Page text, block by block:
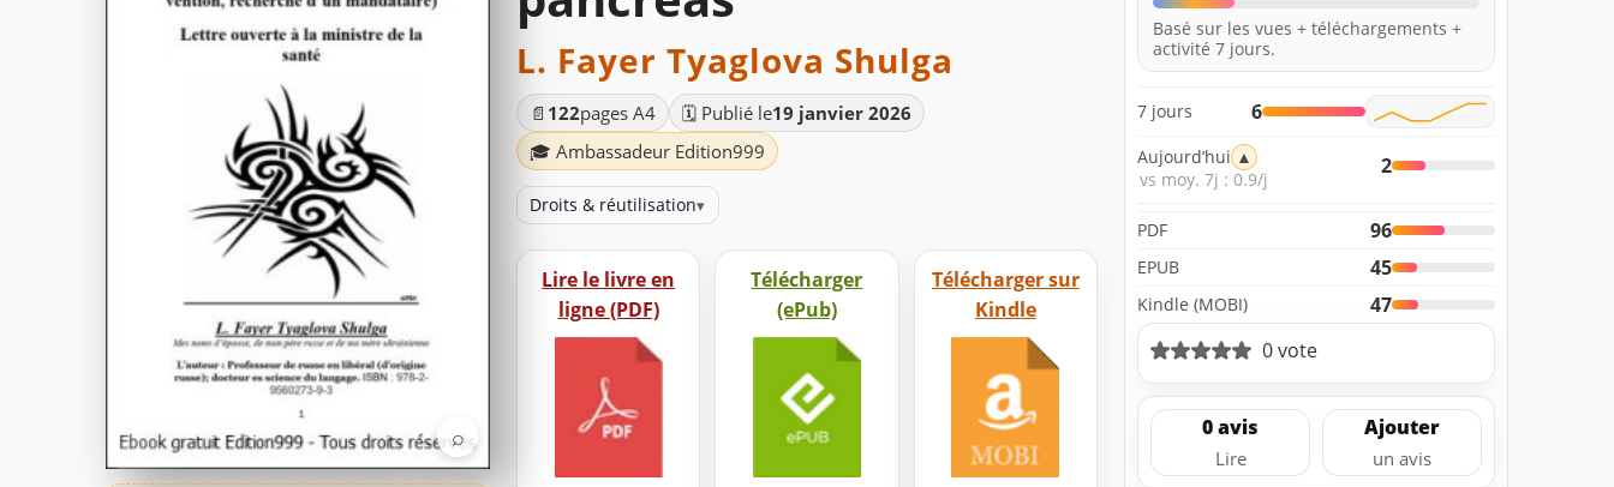
⌕
L. Fayer Tyaglova Shulga
📄 122pages A4 🗓️ Publié le19 janvier 2026
🎓 Ambassadeur Edition999
Droits & réutilisation▾
Lire le livre en
ligne (PDF)
Télécharger
(ePub)
Télécharger sur
Kindle
Basé sur les vues + téléchargements +
activité 7 jours.
7 jours 6
Aujourd’hui ▲
vs moy. 7j : 0.9/j
2
PDF 96
EPUB 45
Kindle (MOBI)
47
0 vote
0 avis
Lire
Ajouter
un avis